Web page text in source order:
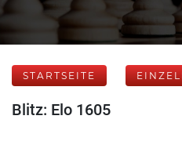
STARTSEITE
Blitz: Elo 1605